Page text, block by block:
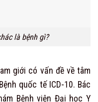
là bệnh gì?
giới có vấn đề về tâm
quốc tế ICD-10. Bác
Bệnh viện Đại học Y